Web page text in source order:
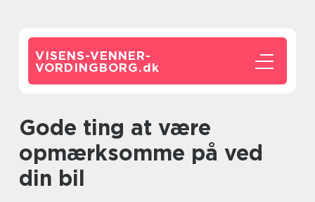
VISENS-VENNER-
VORDINGBORG.dk
Gode ting at være
opmærksomme på ved
din bil